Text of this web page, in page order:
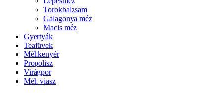
Torokbalzsam
Galagonya méz
Macis méz
Gyertyák
Teafüvek
Méhkenyér
Propolisz
Virágpor
Méh viasz